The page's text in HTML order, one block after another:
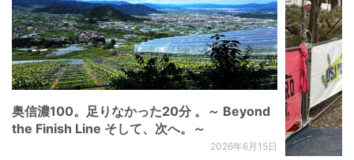
奥信濃100。足りなかった20分 。～ Beyond
the Finish Line そして、次へ。～
2026年6月15日